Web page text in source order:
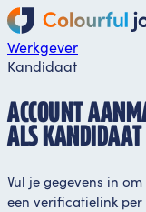
Werkgever
Kandidaat
ACCOUNT
ALS KANDIDAAT
Vul je gegevens in
een verificatielink